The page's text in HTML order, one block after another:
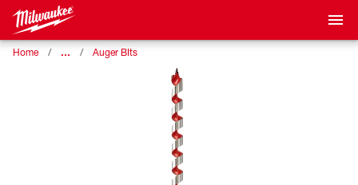
Home … Auger BIts